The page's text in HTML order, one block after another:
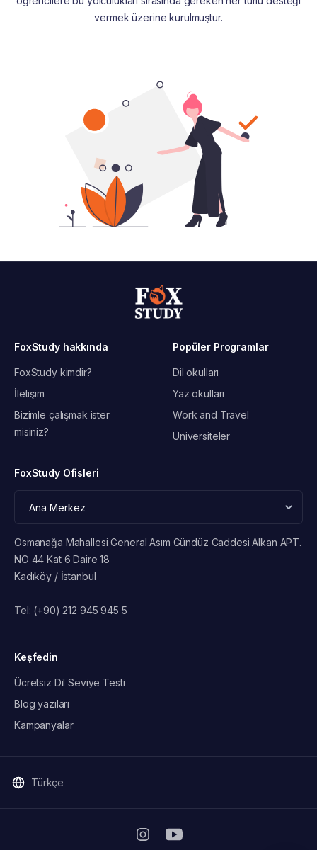
vermek üzerine kurulmuştur.
FoxStudy hakkında
FoxStudy kimdir?
İletişim
Bizimle çalışmak ister
misiniz?
Popüler Programlar
Dil okulları
Yaz okulları
Work and Travel
Üniversiteler
FoxStudy Ofisleri
Osmanağa Mahallesi General Asım Gündüz Caddesi Alkan APT.
NO 44 Kat 6 Daire 18
Kadıköy / İstanbul
Tel: (+90) 212 945 945 5
Keşfedin
Ücretsiz Dil Seviye Testi
Blog yazıları
Kampanyalar
Türkçe